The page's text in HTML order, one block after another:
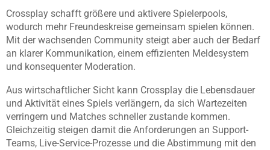
Crossplay schafft größere und aktivere Spielerpools,
wodurch mehr Freundeskreise gemeinsam spielen können.
Mit der wachsenden Community steigt aber auch der Bedarf
an klarer Kommunikation, einem effizienten Meldesystem
und konsequenter Moderation.
Aus wirtschaftlicher Sicht kann Crossplay die Lebensdauer
und Aktivität eines Spiels verlängern, da sich Wartezeiten
verringern und Matches schneller zustande kommen.
Gleichzeitig steigen damit die Anforderungen an Support-
Teams, Live-Service-Prozesse und die Abstimmung mit den